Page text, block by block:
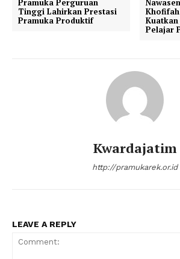
Pramuka Perguruan
Tinggi Lahirkan Prestasi
Pramuka Produktif
Pelajar
Kwardajatim
http://pramukarek.or.id
LEAVE A REPLY